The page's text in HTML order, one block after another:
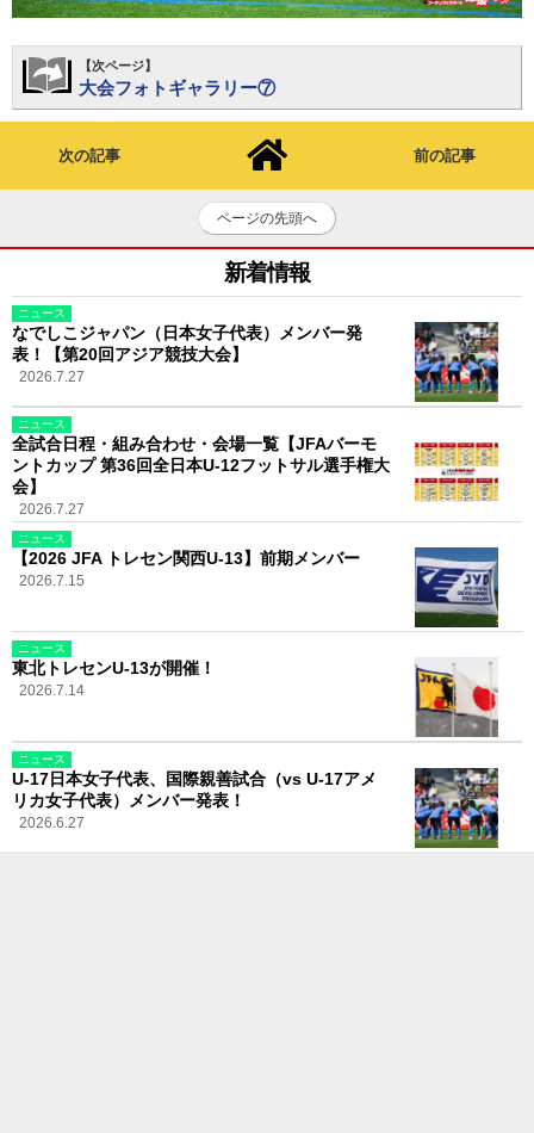
【次ページ】
大会フォトギャラリー⑦
次の記事 前の記事
ページの先頭へ
新着情報
ニュース
なでしこジャパン（日本女子代表）メンバー発
表！【第20回アジア競技大会】
2026.7.27
ニュース
全試合日程・組み合わせ・会場一覧【JFAバーモ
ントカップ 第36回全日本U-12フットサル選手権大
会】
2026.7.27
ニュース
【2026 JFA トレセン関西U-13】前期メンバー
2026.7.15
ニュース
東北トレセンU-13が開催！
2026.7.14
ニュース
U-17日本女子代表、国際親善試合（vs U-17アメ
リカ女子代表）メンバー発表！
2026.6.27